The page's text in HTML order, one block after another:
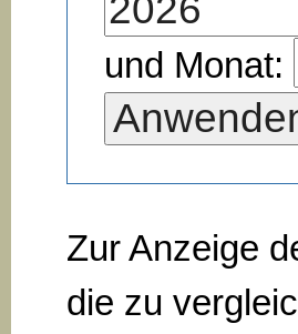
und Monat:
Zur Anzeige
die zu